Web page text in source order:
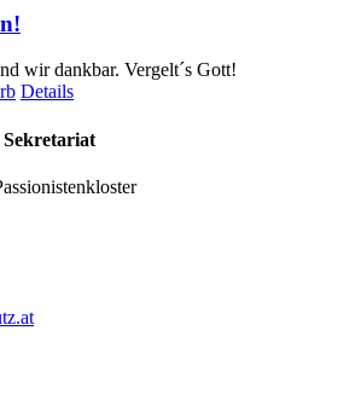
wir dankbar. Vergelt´s Gott!
Details